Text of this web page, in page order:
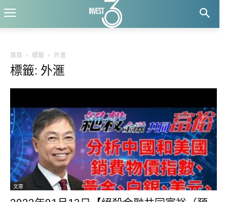
首頁 標籤 外滙
標籤: 外滙
文章